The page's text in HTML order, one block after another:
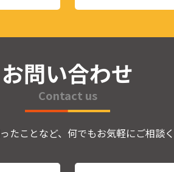
お問い合わせ
Contact us
たことなど、何でもお気軽にご相談